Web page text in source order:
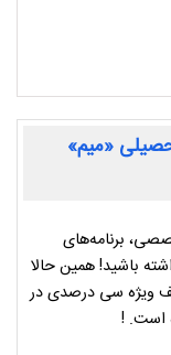
«میم»
برنامه‌های
باشید! همین حالا
ویژه سی درصدی در
است. !